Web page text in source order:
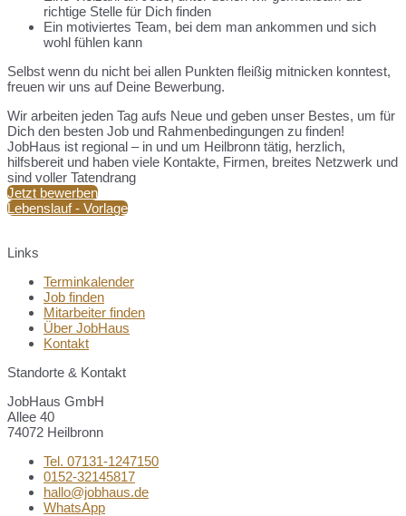
richtige Stelle für Dich finden
Ein motiviertes Team, bei dem man ankommen und sich
wohl fühlen kann
Selbst wenn du nicht bei allen Punkten fleißig mitnicken konntest,
freuen wir uns auf Deine Bewerbung.
Wir arbeiten jeden Tag aufs Neue und geben unser Bestes, um für
Dich den besten Job und Rahmenbedingungen zu finden!
JobHaus ist regional – in und um Heilbronn tätig, herzlich,
hilfsbereit und haben viele Kontakte, Firmen, breites Netzwerk und
sind voller Tatendrang
Jetzt bewerben
Lebenslauf - Vorlage
Links
Terminkalender
Job finden
Mitarbeiter finden
Über JobHaus
Kontakt
Standorte & Kontakt
JobHaus GmbH
Allee 40
74072 Heilbronn
Tel. 07131-1247150
0152-32145817
hallo@jobhaus.de
WhatsApp